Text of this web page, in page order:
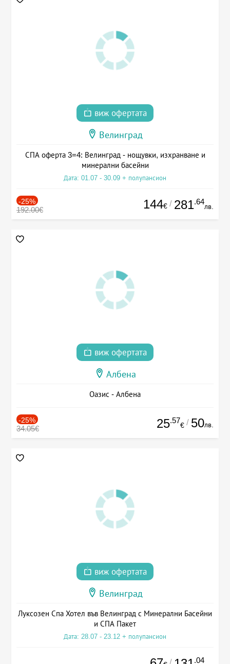
виж офертата
Велинград
СПА оферта 3=4: Велинград - нощувки, изхранване и
минерални басейни
Дата: 01.07 - 30.09 + полупансион
-25%
192.00€ 144€ / 281.64
лв.
виж офертата
Албена
Оазис - Албена
-25%
34.05€ 25.57
€ / 50лв.
виж офертата
Велинград
Луксозен Спа Хотел във Велинград с Минерални Басейни
и СПА Пакет
Дата: 28.07 - 23.12 + полупансион
.04